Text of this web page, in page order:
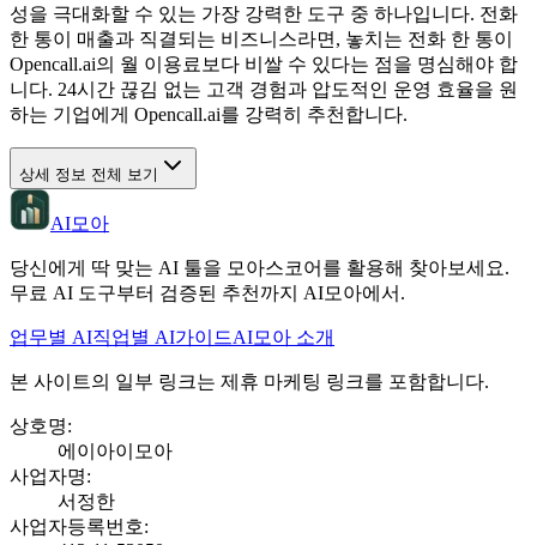
성을 극대화할 수 있는 가장 강력한 도구 중 하나입니다. 전화
한 통이 매출과 직결되는 비즈니스라면, 놓치는 전화 한 통이
Opencall.ai의 월 이용료보다 비쌀 수 있다는 점을 명심해야 합
니다. 24시간 끊김 없는 고객 경험과 압도적인 운영 효율을 원
하는 기업에게 Opencall.ai를 강력히 추천합니다.
상세 정보 전체 보기
AI모아
당신에게 딱 맞는 AI 툴을 모아스코어를 활용해 찾아보세요.
무료 AI 도구부터 검증된 추천까지 AI모아에서.
업무별 AI직업별 AI가이드AI모아 소개
본 사이트의 일부 링크는 제휴 마케팅 링크를 포함합니다.
상호명:
에이아이모아
사업자명:
서정한
사업자등록번호: